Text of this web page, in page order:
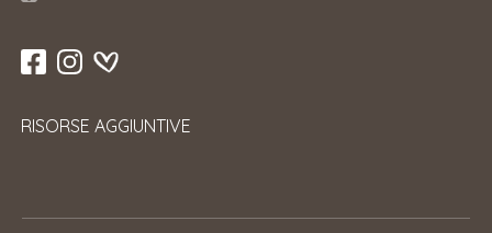
RISORSE AGGIUNTIVE